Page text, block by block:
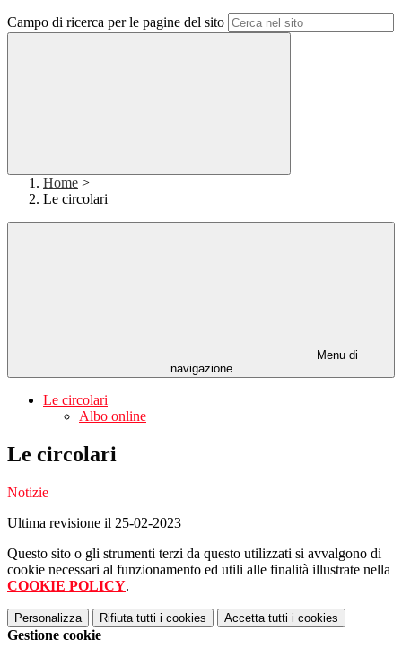
Campo di ricerca per le pagine del sito
Home >
Le circolari
Menu di
navigazione
Le circolari
Albo online
Le circolari
Notizie
Ultima revisione il 25-02-2023
Questo sito o gli strumenti terzi da questo utilizzati si avvalgono di
cookie necessari al funzionamento ed utili alle finalità illustrate nella
COOKIE POLICY.
Personalizza Rifiuta tutti i cookies Accetta tutti i cookies
Gestione cookie